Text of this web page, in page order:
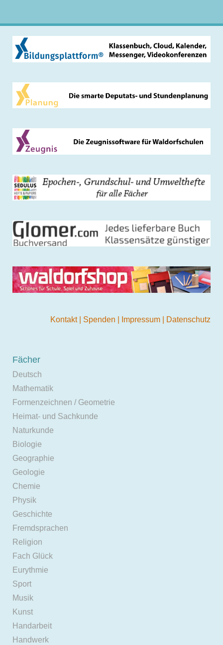
Kontakt Spenden Impressum Datenschutz
Fächer
Deutsch
Mathematik
Formenzeichnen / Geometrie
Heimat- und Sachkunde
Naturkunde
Biologie
Geographie
Geologie
Chemie
Physik
Geschichte
Fremdsprachen
Religion
Fach Glück
Eurythmie
Sport
Musik
Kunst
Handarbeit
Handwerk